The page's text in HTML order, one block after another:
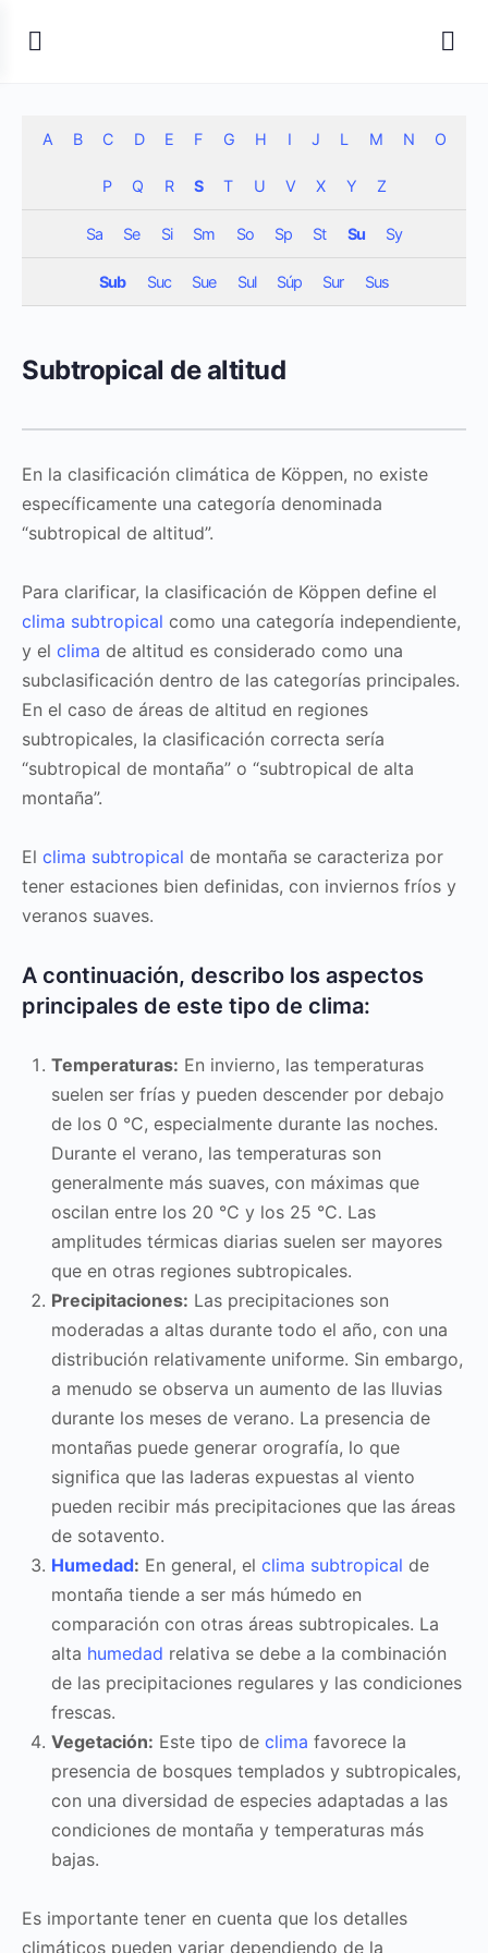
A B C D E F G H I J L M N O
P Q R S T U V X Y Z
Sa Se Si Sm So Sp St Su Sy
Sub Suc Sue Sul Súp Sur Sus
Subtropical de altitud
En la clasificación climática de Köppen, no existe
específicamente una categoría denominada
“subtropical de altitud”.
Para clarificar, la clasificación de Köppen define el
clima subtropical como una categoría independiente,
y el clima de altitud es considerado como una
subclasificación dentro de las categorías principales.
En el caso de áreas de altitud en regiones
subtropicales, la clasificación correcta sería
“subtropical de montaña” o “subtropical de alta
montaña”.
El clima subtropical de montaña se caracteriza por
tener estaciones bien definidas, con inviernos fríos y
veranos suaves.
A continuación, describo los aspectos
principales de este tipo de clima:
Temperaturas: En invierno, las temperaturas
suelen ser frías y pueden descender por debajo
de los 0 °C, especialmente durante las noches.
Durante el verano, las temperaturas son
generalmente más suaves, con máximas que
oscilan entre los 20 °C y los 25 °C. Las
amplitudes térmicas diarias suelen ser mayores
que en otras regiones subtropicales.
Precipitaciones: Las precipitaciones son
moderadas a altas durante todo el año, con una
distribución relativamente uniforme. Sin embargo,
a menudo se observa un aumento de las lluvias
durante los meses de verano. La presencia de
montañas puede generar orografía, lo que
significa que las laderas expuestas al viento
pueden recibir más precipitaciones que las áreas
de sotavento.
Humedad: En general, el clima subtropical de
montaña tiende a ser más húmedo en
comparación con otras áreas subtropicales. La
alta humedad relativa se debe a la combinación
de las precipitaciones regulares y las condiciones
frescas.
Vegetación: Este tipo de clima favorece la
presencia de bosques templados y subtropicales,
con una diversidad de especies adaptadas a las
condiciones de montaña y temperaturas más
bajas.
Es importante tener en cuenta que los detalles
climáticos pueden variar dependiendo de la